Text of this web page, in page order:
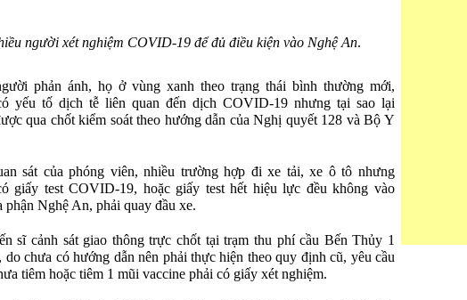
người xét nghiệm COVID-19 để đủ điều kiện vào Nghệ An.
phản ánh, họ ở vùng xanh theo trạng thái bình thường mới,
yếu tố dịch tễ liên quan đến dịch COVID-19 nhưng tại sao lại
qua chốt kiểm soát theo hướng dẫn của Nghị quyết 128 và Bộ Y
sát của phóng viên, nhiều trường hợp đi xe tải, xe ô tô nhưng
giấy test COVID-19, hoặc giấy test hết hiệu lực đều không vào
phận Nghệ An, phải quay đầu xe.
sĩ cảnh sát giao thông trực chốt tại trạm thu phí cầu Bến Thủy 1
do chưa có hướng dẫn nên phải thực hiện theo quy định cũ, yêu cầu
tiêm hoặc tiêm 1 mũi vaccine phải có giấy xét nghiệm.